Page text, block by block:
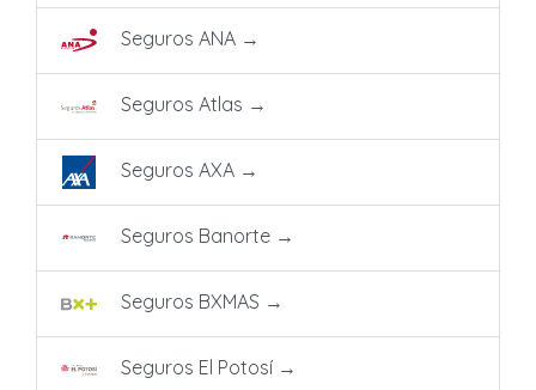
Seguros ANA →
Seguros Atlas →
Seguros AXA →
Seguros Banorte →
Seguros BXMAS →
Seguros El Potosí →